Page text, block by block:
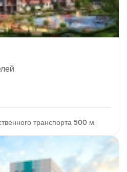
транспорта 500 м.